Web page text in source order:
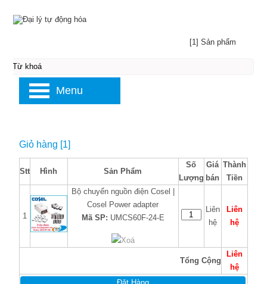
Giỏ hàng [1]
Stt Hình Sản Phẩm
Số
Lượng
Giá
bán
Thành
Tiền
1
Bộ chuyển nguồn điện Cosel |
Cosel Power adapter
Mã SP: UMCS60F-24-E
Xoá
Liên
hệ
Liên
hệ
Tổng Cộng
Liên
hệ
[1] Sản phẩm
Menu